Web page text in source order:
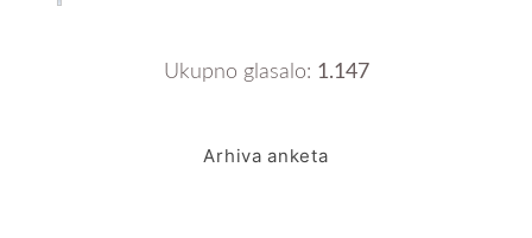
Ukupno glasalo: 1.147
Arhiva anketa